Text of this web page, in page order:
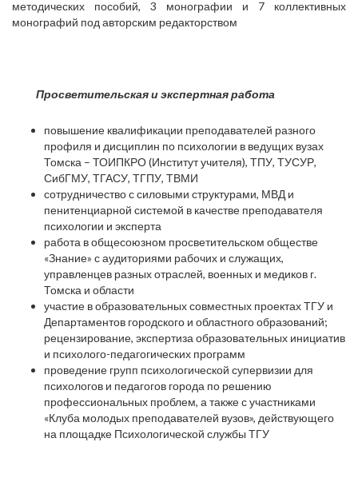
методических пособий, 3 монографии и 7 коллективных
монографий под авторским редакторством
Просветительская и экспертная работа
повышение квалификации преподавателей разного
профиля и дисциплин по психологии в ведущих вузах
Томска – ТОИПКРО (Институт учителя), ТПУ, ТУСУР,
СибГМУ, ТГАСУ, ТГПУ, ТВМИ
сотрудничество с силовыми структурами, МВД и
пенитенциарной системой в качестве преподавателя
психологии и эксперта
работа в общесоюзном просветительском обществе
«Знание» с аудиториями рабочих и служащих,
управленцев разных отраслей, военных и медиков г.
Томска и области
участие в образовательных совместных проектах ТГУ и
Департаментов городского и областного образований;
рецензирование, экспертиза образовательных инициатив
и психолого-педагогических программ
проведение групп психологической супервизии для
психологов и педагогов города по решению
профессиональных проблем, а также с участниками
«Клуба молодых преподавателей вузов», действующего
на площадке Психологической службы ТГУ